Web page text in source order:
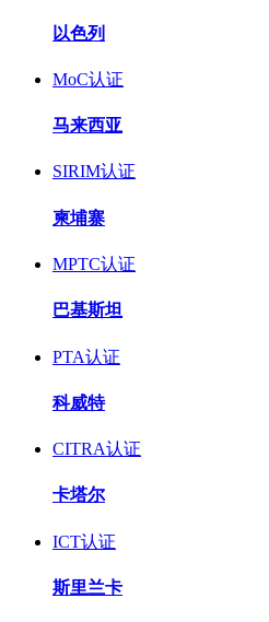
以色列
MoC认证
马来西亚
SIRIM认证
柬埔寨
MPTC认证
巴基斯坦
PTA认证
科威特
CITRA认证
卡塔尔
ICT认证
斯里兰卡